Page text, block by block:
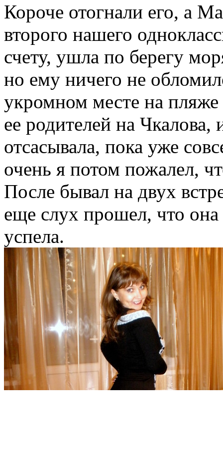
Короче отогнали его, а
второго нашего
счету, ушла по берегу
но ему ничего не
укромном месте на пляже
ее родителей на
отсасывала, пока уже
очень я потом пожалел,
После бывал на двух
еще слух прошел, что
успела.